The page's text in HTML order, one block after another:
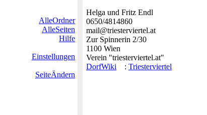
AlleOrdner
AlleSeiten
Hilfe
Einstellungen
SeiteÄndern
Helga und Fritz Endl
0650/4814860
mail@triesterviertel.at
Zur Spinnerin 2/30
1100 Wien
Verein "triesterviertel.at"
DorfWiki
: Triesterviertel